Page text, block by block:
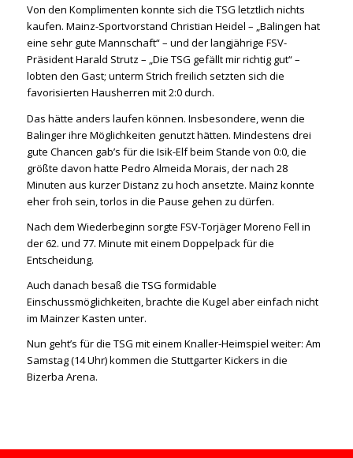
Von den Komplimenten konnte sich die TSG letztlich nichts
kaufen. Mainz-Sportvorstand Christian Heidel – „Balingen hat
eine sehr gute Mannschaft“ – und der langjährige FSV-
Präsident Harald Strutz – „Die TSG gefällt mir richtig gut“ –
lobten den Gast; unterm Strich freilich setzten sich die
favorisierten Hausherren mit 2:0 durch.
Das hätte anders laufen können. Insbesondere, wenn die
Balinger ihre Möglichkeiten genutzt hätten. Mindestens drei
gute Chancen gab’s für die Isik-Elf beim Stande von 0:0, die
größte davon hatte Pedro Almeida Morais, der nach 28
Minuten aus kurzer Distanz zu hoch ansetzte. Mainz konnte
eher froh sein, torlos in die Pause gehen zu dürfen.
Nach dem Wiederbeginn sorgte FSV-Torjäger Moreno Fell in
der 62. und 77. Minute mit einem Doppelpack für die
Entscheidung.
Auch danach besaß die TSG formidable
Einschussmöglichkeiten, brachte die Kugel aber einfach nicht
im Mainzer Kasten unter.
Nun geht’s für die TSG mit einem Knaller-Heimspiel weiter: Am
Samstag (14 Uhr) kommen die Stuttgarter Kickers in die
Bizerba Arena.